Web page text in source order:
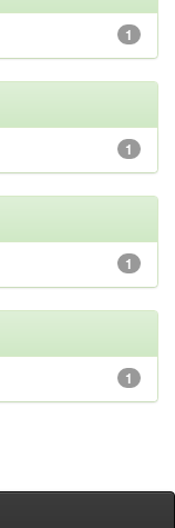
1
1
1
1